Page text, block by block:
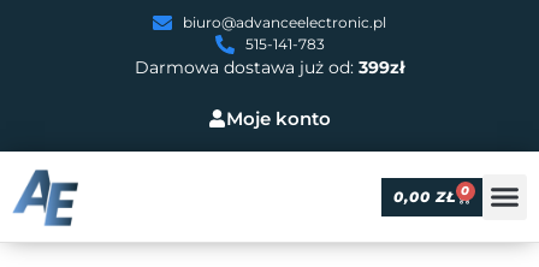
Moje konto
Darmowa dostawa już od: 399zł
biuro@advanceelectronic.pl
515-141-783
0,00 ZŁ 0